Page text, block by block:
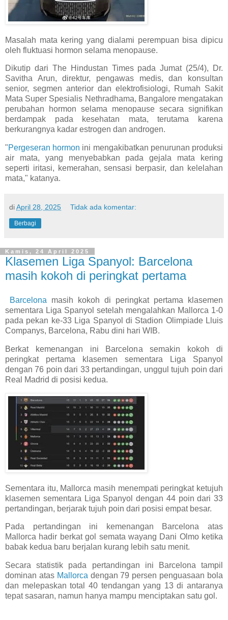
Masalah mata kering yang dialami perempuan bisa dipicu
oleh fluktuasi hormon selama menopause.
Dikutip dari The Hindustan Times pada Jumat (25/4), Dr.
Savitha Arun, direktur, pengawas medis, dan konsultan
senior, segmen anterior dan elektrofisiologi, Rumah Sakit
Mata Super Spesialis Nethradhama, Bangalore mengatakan
perubahan hormon selama menopause secara signifikan
berdampak pada kesehatan mata, terutama karena
berkurangnya kadar estrogen dan androgen.
"Pergeseran hormon ini mengakibatkan penurunan produksi
air mata, yang menyebabkan pada gejala mata kering
seperti iritasi, kemerahan, sensasi berpasir, dan kelelahan
mata," katanya.
diApril 28, 2025 Tidak ada komentar:
Berbagi
Kamis, 24 April 2025
Klasemen Liga Spanyol: Barcelona
masih kokoh di peringkat pertama
Barcelona masih kokoh di peringkat pertama klasemen
sementara Liga Spanyol setelah mengalahkan Mallorca 1-0
pada pekan ke-33 Liga Spanyol di Stadion Olimpiade Lluis
Companys, Barcelona, Rabu dini hari WIB.
Berkat kemenangan ini Barcelona semakin kokoh di
peringkat pertama klasemen sementara Liga Spanyol
dengan 76 poin dari 33 pertandingan, unggul tujuh poin dari
Real Madrid di posisi kedua.
Sementara itu, Mallorca masih menempati peringkat ketujuh
klasemen sementara Liga Spanyol dengan 44 poin dari 33
pertandingan, berjarak tujuh poin dari posisi empat besar.
Pada pertandingan ini kemenangan Barcelona atas
Mallorca hadir berkat gol semata wayang Dani Olmo ketika
babak kedua baru berjalan kurang lebih satu menit.
Secara statistik pada pertandingan ini Barcelona tampil
dominan atas Mallorca dengan 79 persen penguasaan bola
dan melepaskan total 40 tendangan yang 13 di antaranya
tepat sasaran, namun hanya mampu menciptakan satu gol.